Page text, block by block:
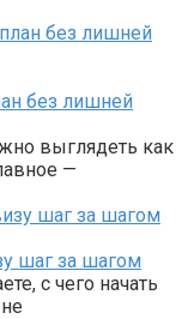
без лишней
выглядеть как
—
шаг за шагом
с чего начать